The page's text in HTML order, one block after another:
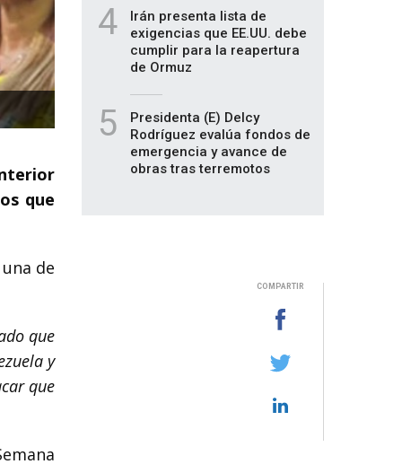
que
de
que
y
que
4
Irán presenta lista de
exigencias que EE.UU. debe
cumplir para la reapertura
de Ormuz
5
Presidenta (E) Delcy
Rodríguez evalúa fondos de
emergencia y avance de
obras tras terremotos
COMPARTIR